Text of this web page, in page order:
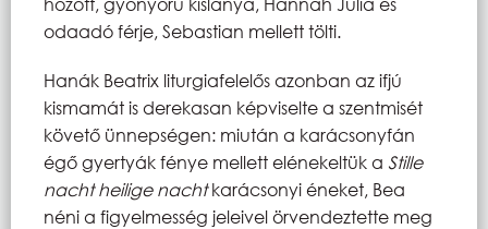
odaadó férje, Sebastian mellett tölti.
Hanák Beatrix liturgiafelelős azonban az ifjú
kismamát is derekasan képviselte a szentmisét
követő ünnepségen: miután a karácsonyfán
égő gyertyák fénye mellett elénekeltük a Stille
nacht heilige nachtkarácsonyi éneket, Bea
néni a figyelmesség jeleivel örvendeztette meg